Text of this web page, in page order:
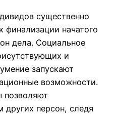
существенно
начатого
дела. Социальное
и
запускают
возможности.
позволяют
других персон, следя